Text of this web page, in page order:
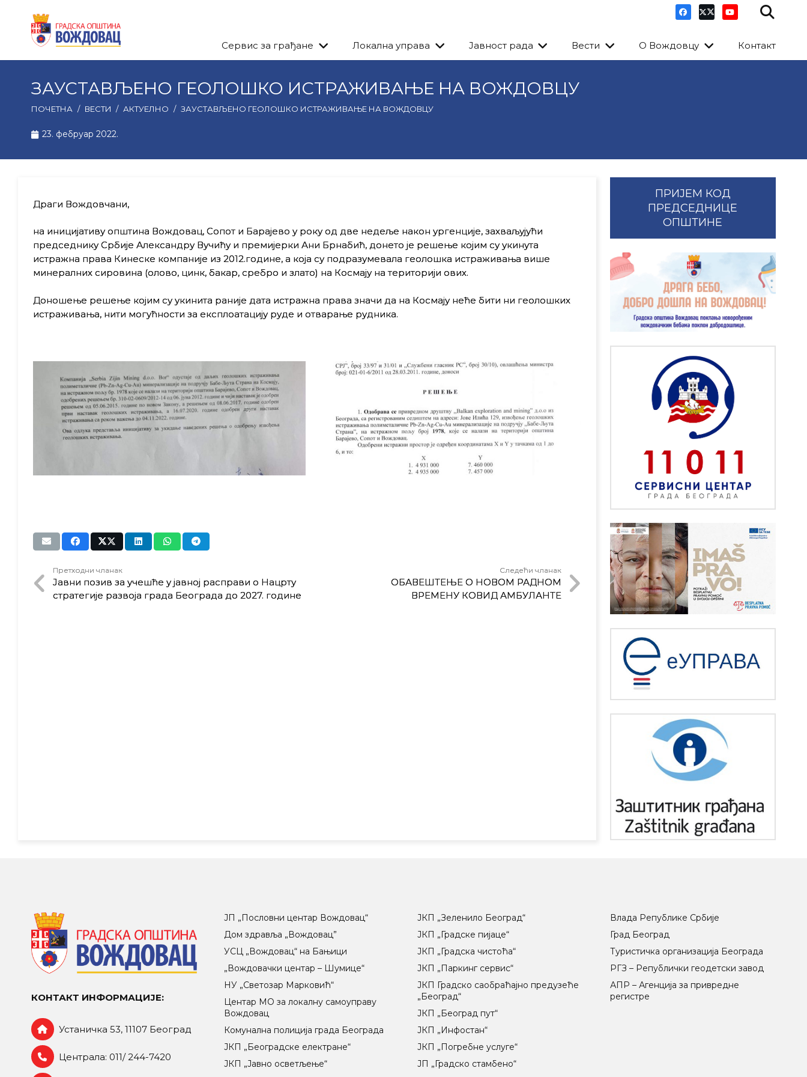
Сервис за грађане Локална управа Јавност рада Вести О Вождовцу Контакт
ЗАУСТАВЉЕНО ГЕОЛОШКО ИСТРАЖИВАЊЕ НА ВОЖДОВЦУ
ПОЧЕТНА / ВЕСТИ / АКТУЕЛНО / ЗАУСТАВЉЕНО ГЕОЛОШКО ИСТРАЖИВАЊЕ НА ВОЖДОВЦУ
23. фебруар 2022.
Драги Вождовчани,
на иницијативу општина Вождовац, Сопот и Барајево у року од две недеље након ургенције, захваљујући
председнику Србије Александру Вучићу и премијерки Ани Брнабић, донето је решење којим су укинута
истражна права Кинеске компаније из 2012.године, а која су подразумевала геолошка истраживања више
минералних сировина (олово, цинк, бакар, сребро и злато) на Космају на територији ових.
Доношење решење којим су укинита раније дата истражна права значи да на Космају неће бити ни геолошких
истраживања, нити могућности за експлоатацију руде и отварање рудника.
Претходни чланак
Јавни позив за учешће у јавној расправи о Нацрту
стратегије развоја града Београда до 2027. године
Следећи чланак
ОБАВЕШТЕЊЕ О НОВОМ РАДНОМ
ВРЕМЕНУ КОВИД АМБУЛАНТЕ
ПРИЈЕМ КОД
ПРЕДСЕДНИЦЕ
ОПШТИНЕ
КОНТАКТ ИНФОРМАЦИЈЕ:
Устаничка 53, 11107 Београд
Централа: 011/ 244-7420
ЈП „Пословни центар Вождовац“
Дом здравља „Вождовац”
УСЦ „Вождовац“ на Бањици
„Вождовачки центар – Шумице“
НУ „Светозар Марковић“
Центар МO за локалну самоуправу
Вождовац
Комунална полиција града Београда
ЈКП „Београдске електране“
ЈКП „Јавно осветљење“
ЈКП „Зеленило Београд“
ЈКП „Градске пијаце“
ЈКП „Градска чистоћа“
ЈКП „Паркинг сервис“
ЈКП Градско саобраћајно предузеће
„Београд“
ЈКП „Београд пут“
ЈКП „Инфостан“
ЈКП „Погребне услуге“
ЈП „Градско стамбено“
Влада Републике Србије
Град Београд
Туристичка организација Београда
РГЗ – Републички геодетски завод
АПР – Агенција за привредне
регистре